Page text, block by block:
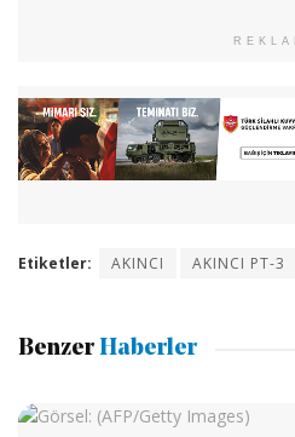
Etiketler: AKINCI AKINCI PT-3
Benzer Haberler